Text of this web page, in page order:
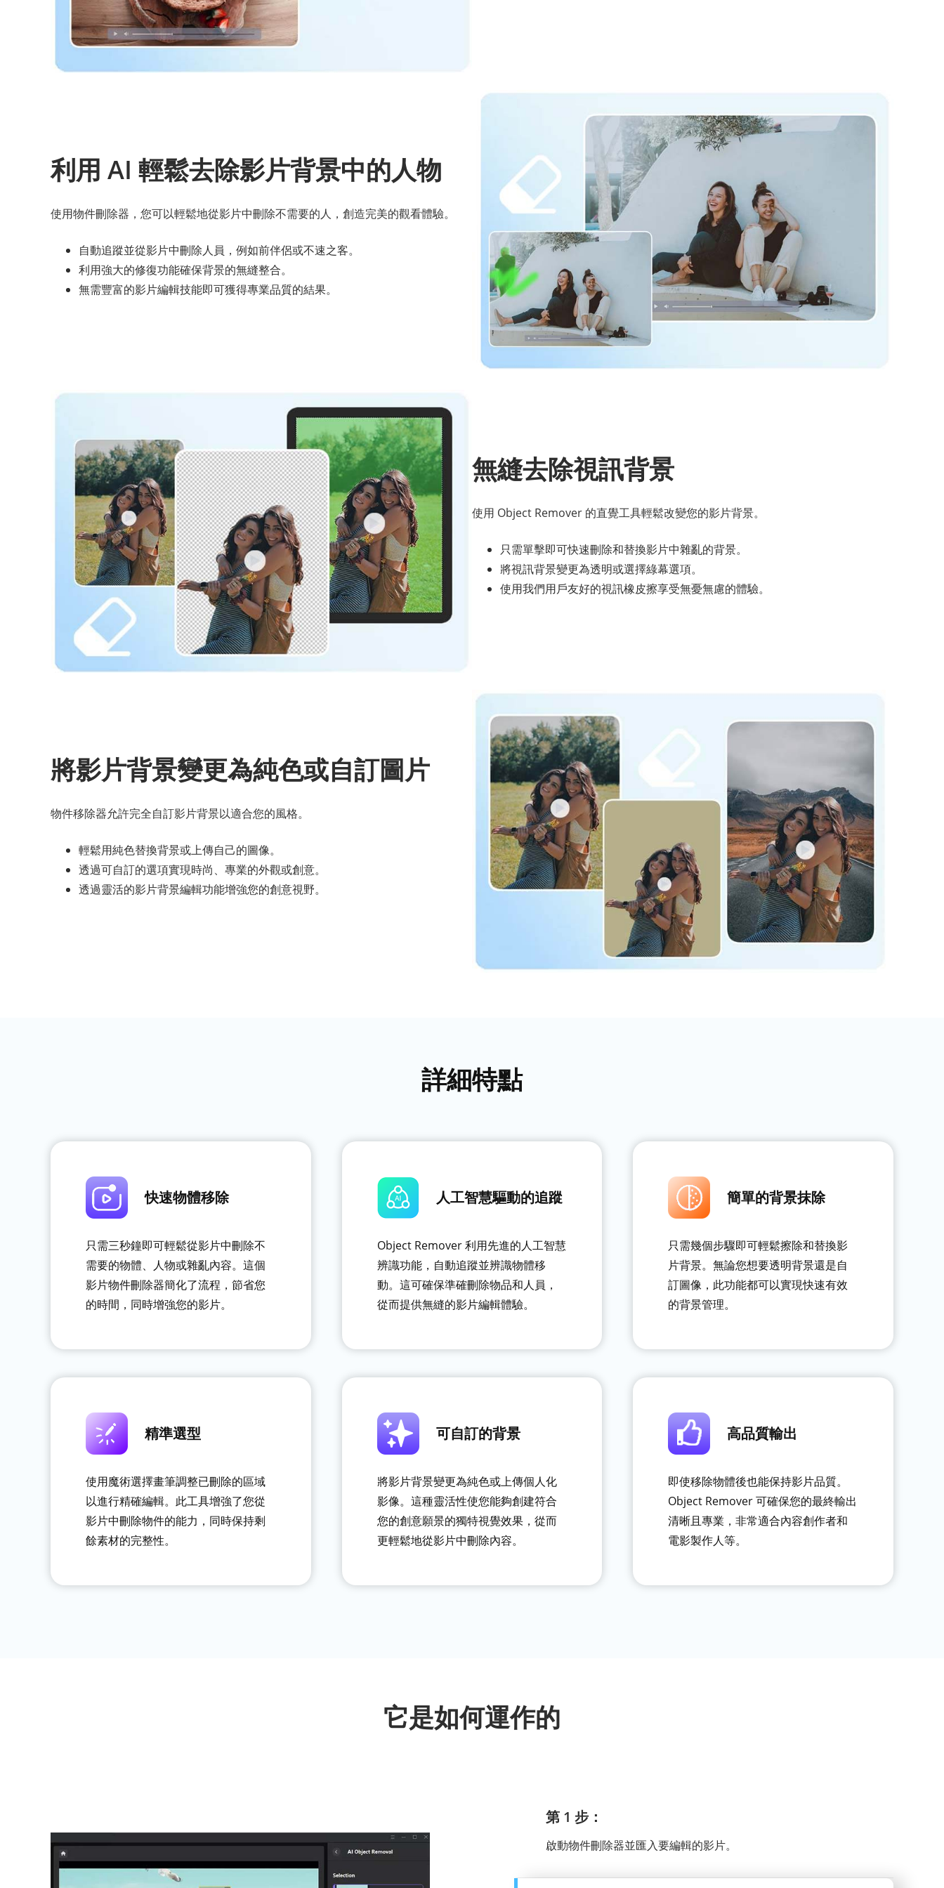
利用 AI 輕鬆去除影片背景中的人物
使用物件刪除器，您可以輕鬆地從影片中刪除不需要的人，創造完美的觀看體驗。
自動追蹤並從影片中刪除人員，例如前伴侶或不速之客。
利用強大的修復功能確保背景的無縫整合。
無需豐富的影片編輯技能即可獲得專業品質的結果。
無縫去除視訊背景
使用 Object Remover 的直覺工具輕鬆改變您的影片背景。
只需單擊即可快速刪除和替換影片中雜亂的背景。
將視訊背景變更為透明或選擇綠幕選項。
使用我們用戶友好的視訊橡皮擦享受無憂無慮的體驗。
將影片背景變更為純色或自訂圖片
物件移除器允許完全自訂影片背景以適合您的風格。
輕鬆用純色替換背景或上傳自己的圖像。
透過可自訂的選項實現時尚、專業的外觀或創意。
透過靈活的影片背景編輯功能增強您的創意視野。
詳細特點
快速物體移除
只需三秒鐘即可輕鬆從影片中刪除不
需要的物體、人物或雜亂內容。這個
影片物件刪除器簡化了流程，節省您
的時間，同時增強您的影片。
人工智慧驅動的追蹤
Object Remover 利用先進的人工智慧
辨識功能，自動追蹤並辨識物體移
動。這可確保準確刪除物品和人員，
從而提供無縫的影片編輯體驗。
簡單的背景抹除
只需幾個步驟即可輕鬆擦除和替換影
片背景。無論您想要透明背景還是自
訂圖像，此功能都可以實現快速有效
的背景管理。
精準選型
使用魔術選擇畫筆調整已刪除的區域
以進行精確編輯。此工具增強了您從
影片中刪除物件的能力，同時保持剩
餘素材的完整性。
可自訂的背景
將影片背景變更為純色或上傳個人化
影像。這種靈活性使您能夠創建符合
您的創意願景的獨特視覺效果，從而
更輕鬆地從影片中刪除內容。
高品質輸出
即使移除物體後也能保持影片品質。
Object Remover 可確保您的最終輸出
清晰且專業，非常適合內容創作者和
電影製作人等。
它是如何運作的
第 1 步：
啟動物件刪除器並匯入要編輯的影片。